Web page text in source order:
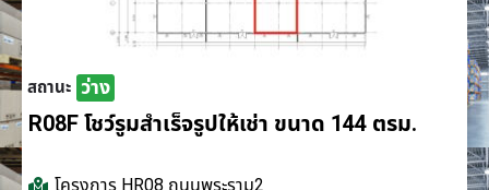
สถานะ ว่าง
R08F โชว์รูมสำเร็จรูปให้เช่า ขนาด 144 ตรม.